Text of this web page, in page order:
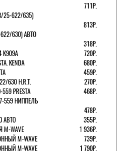
711Р.
25-622/635)
813Р.
630) АВТО
318Р.
720Р.
KENDA
680Р.
459Р.
630 H.R.T.
270Р.
PRESTA
468Р.
559 НИППЕЛЬ
478Р.
АВТО
355Р.
WAVE
1 936Р.
M-WAVE
739Р.
M-WAVE
1 790Р.